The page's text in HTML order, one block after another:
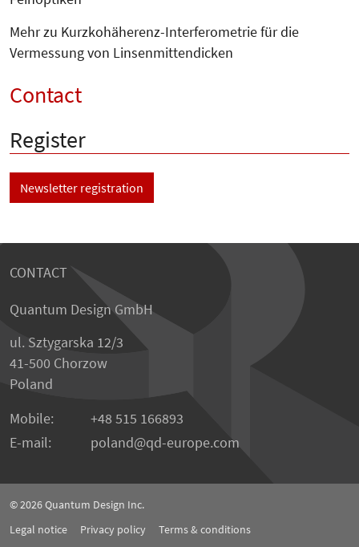
Mehr zu Kurzkohäherenz-Interferometrie für die
Vermessung von Linsenmittendicken
Contact
Register
Newsletter registration
CONTACT
Quantum Design GmbH
ul. Sztygarska 12/3
41-500 Chorzow
Poland
Mobile:
+48 515 166893
E-mail:
poland qd-europe.com
© 2026Quantum Design Inc.
Legal notice
Privacy policy
Terms & conditions